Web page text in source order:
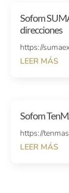
Sofom
direcciones
https://
LEER MÁS
Sofom
https://
LEER MÁS